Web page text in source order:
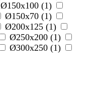
Ø150х100 (1)
Ø150х70 (1)
Ø200х125 (1)
Ø250х200 (1)
Ø300х250 (1)